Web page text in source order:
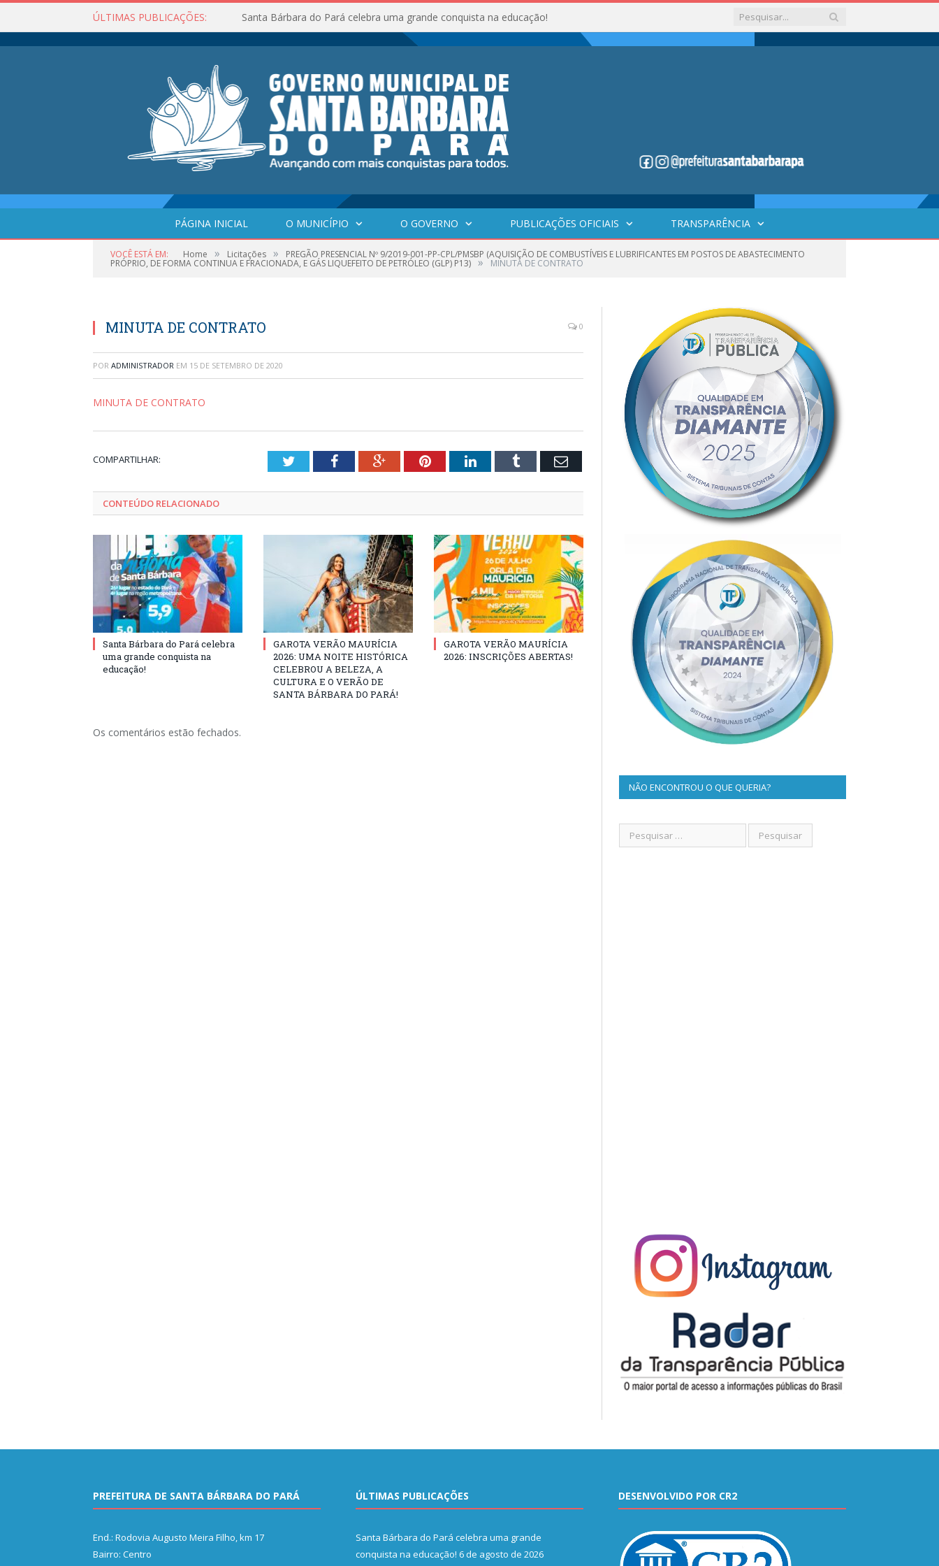
ÚLTIMAS PUBLICAÇÕES: Santa Bárbara do Pará celebra uma grande conquista na educação!
PÁGINA INICIAL O MUNICÍPIO O GOVERNO PUBLICAÇÕES OFICIAIS TRANSPARÊNCIA
VOCÊ ESTÁ EM: Home » Licitações » PREGÃO PRESENCIAL Nº 9/2019-001-PP-CPL/PMSBP (AQUISIÇÃO DE COMBUSTÍVEIS E LUBRIFICANTES EM POSTOS DE ABASTECIMENTO
PRÓPRIO, DE FORMA CONTINUA E FRACIONADA, E GÁS LIQUEFEITO DE PETRÓLEO (GLP) P13) » MINUTA DE CONTRATO
MINUTA DE CONTRATO 0
POR ADMINISTRADOR EM 15 DE SETEMBRO DE 2020
MINUTA DE CONTRATO
COMPARTILHAR: TwitterFacebookGoogle+PinterestLinkedInTumblr Email
CONTEÚDO RELACIONADO
Santa Bárbara do Pará celebra
uma grande conquista na
educação!
GAROTA VERÃO MAURÍCIA
2026: UMA NOITE HISTÓRICA
CELEBROU A BELEZA, A
CULTURA E O VERÃO DE
SANTA BÁRBARA DO PARÁ!
GAROTA VERÃO MAURÍCIA
2026: INSCRIÇÕES ABERTAS!
Os comentários estão fechados.
NÃO ENCONTROU O QUE QUERIA?
PREFEITURA DE SANTA BÁRBARA DO PARÁ
End.: Rodovia Augusto Meira Filho, km 17
Bairro: Centro
ÚLTIMAS PUBLICAÇÕES
Santa Bárbara do Pará celebra uma grande
conquista na educação! 6 de agosto de 2026
DESENVOLVIDO POR CR2